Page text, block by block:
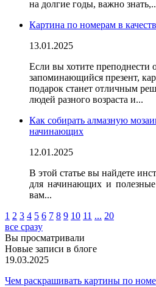
на долгие годы, важно знать,
Картина по номерам в
13.01.2025
Если вы хотите преподнести
запоминающийся презент,
подарок станет отличным
людей разного возраста и...
Как собирать алмазную
начинающих
12.01.2025
В этой статье вы найдете
для начинающихи
вам...
1 2 3 4 5 6 7 8 9 10 11 ... 20
все сразу
Вы просматривали
Новые записи в блоге
19.03.2025
Чем раскрашивать картины по